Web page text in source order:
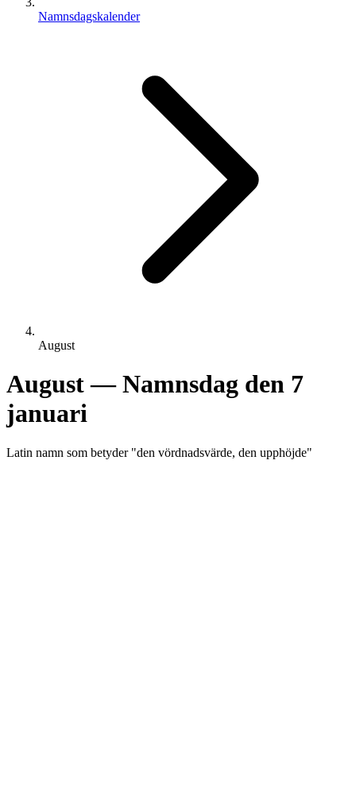
Namnsdagskalender
August
August— Namnsdag den 7
januari
Latin namn som betyder "den vördnadsvärde, den upphöjde"